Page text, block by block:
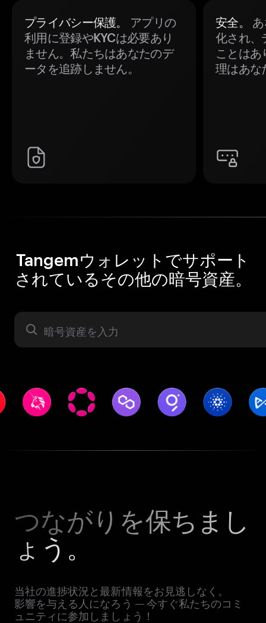
プライバシー保護。
アプリの
利用に登録やKYCは必要あり
ません。私たちはあなたのデ
ータを追跡しません。
安全。
化され、
ことはあ
理はあな
Tangemウォレットでサポート
されているその他の暗号資産。
暗号資産
つながりを保ちまし
ょう。
当社の進捗状況と最新情報をお見逃しなく。
影響を与える人になろう — 今すぐ私たちのコミ
ュニティに参加しましょう！